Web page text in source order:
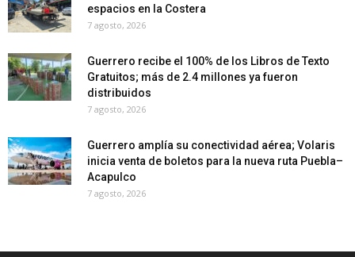
espacios en la Costera
7 agosto, 2026
Guerrero recibe el 100% de los Libros de Texto
Gratuitos; más de 2.4 millones ya fueron
distribuidos
7 agosto, 2026
Guerrero amplía su conectividad aérea; Volaris
inicia venta de boletos para la nueva ruta Puebla–
Acapulco
7 agosto, 2026